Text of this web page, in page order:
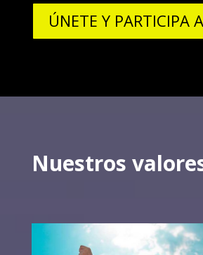
ÚNETE Y PARTICIPA
Nuestros